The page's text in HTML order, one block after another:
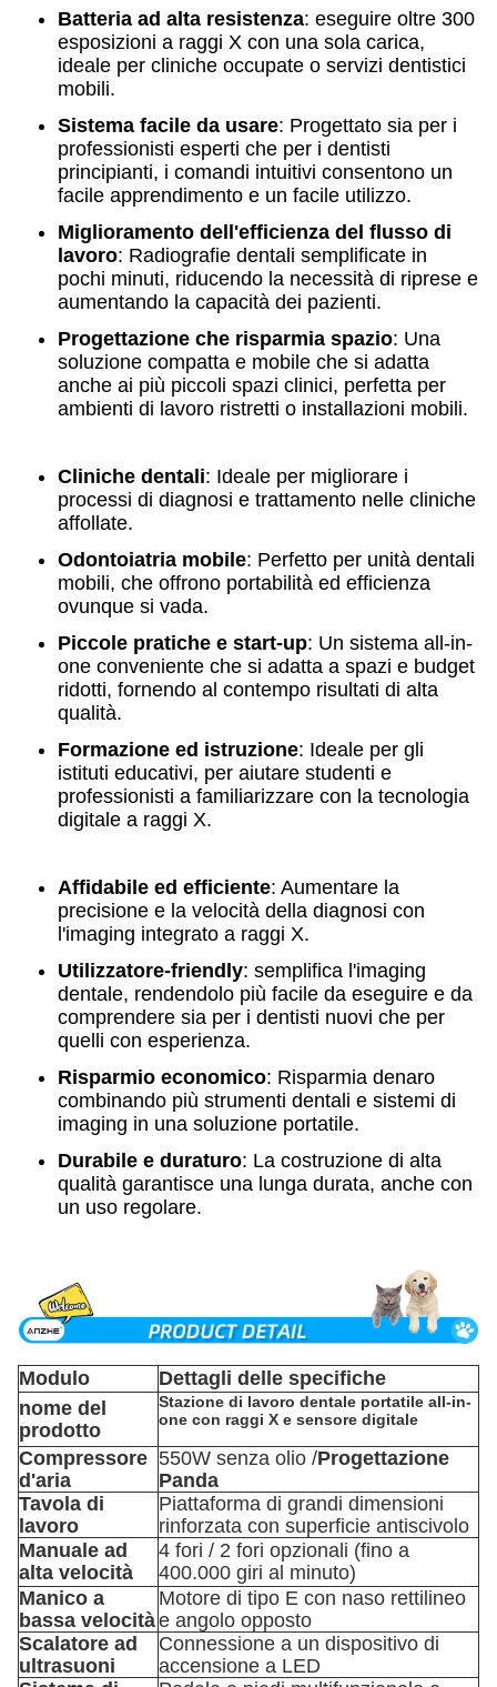
Batteria ad alta resistenza: eseguire oltre 300
esposizioni a raggi X con una sola carica,
ideale per cliniche occupate o servizi dentistici
mobili.
Sistema facile da usare: Progettato sia per i
professionisti esperti che per i dentisti
principianti, i comandi intuitivi consentono un
facile apprendimento e un facile utilizzo.
Miglioramento dell'efficienza del flusso di
lavoro: Radiografie dentali semplificate in
pochi minuti, riducendo la necessità di riprese e
aumentando la capacità dei pazienti.
Progettazione che risparmia spazio: Una
soluzione compatta e mobile che si adatta
anche ai più piccoli spazi clinici, perfetta per
ambienti di lavoro ristretti o installazioni mobili.
Cliniche dentali: Ideale per migliorare i
processi di diagnosi e trattamento nelle cliniche
affollate.
Odontoiatria mobile: Perfetto per unità dentali
mobili, che offrono portabilità ed efficienza
ovunque si vada.
Piccole pratiche e start-up: Un sistema all-in-
one conveniente che si adatta a spazi e budget
ridotti, fornendo al contempo risultati di alta
qualità.
Formazione ed istruzione: Ideale per gli
istituti educativi, per aiutare studenti e
professionisti a familiarizzare con la tecnologia
digitale a raggi X.
Affidabile ed efficiente: Aumentare la
precisione e la velocità della diagnosi con
l'imaging integrato a raggi X.
Utilizzatore-friendly: semplifica l'imaging
dentale, rendendolo più facile da eseguire e da
comprendere sia per i dentisti nuovi che per
quelli con esperienza.
Risparmio economico: Risparmia denaro
combinando più strumenti dentali e sistemi di
imaging in una soluzione portatile.
Durabile e duraturo: La costruzione di alta
qualità garantisce una lunga durata, anche con
un uso regolare.
Modulo
Dettagli delle specifiche
nome del
prodotto
Stazione di lavoro dentale portatile all-in-
one con raggi X e sensore digitale
Compressore
d'aria
550W senza olio /Progettazione
Panda
Tavola di
lavoro
Piattaforma di grandi dimensioni
rinforzata con superficie antiscivolo
Manuale ad
alta velocità
4 fori / 2 fori opzionali (fino a
400.000 giri al minuto)
Manico a
bassa velocità
Motore di tipo E con naso rettilineo
e angolo opposto
Scalatore ad
ultrasuoni
Connessione a un dispositivo di
accensione a LED